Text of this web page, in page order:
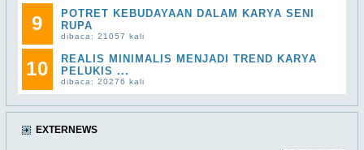
9
POTRET KEBUDAYAAN DALAM KARYA SENI
RUPA
dibaca: 21057 kali
10
REALIS MINIMALIS MENJADI TREND KARYA
PELUKIS ...
dibaca: 20276 kali
EXTERNEWS